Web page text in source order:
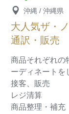
沖縄 / 沖縄県
大人気ザ・
通訳・販売
商品それぞれの
ーディネートを
接客、販売
レジ清算
商品整理・補充